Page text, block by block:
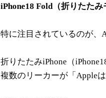
iPhone18 Fold（折りたたみ
特に注目されているのが、
折りたたみiPhone（
複数のリーカーが「Apple